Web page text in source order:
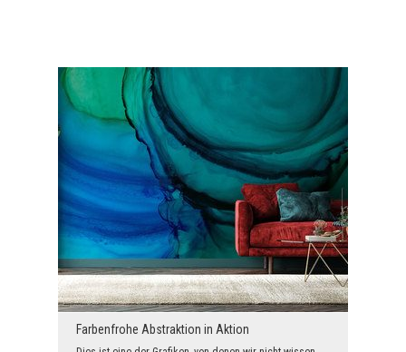
Farbenfrohe Abstraktion in Aktion